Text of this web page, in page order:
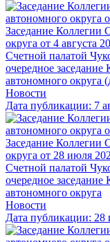
Заседание Коллегии
округа от 4 августа
Счетной палатой
очередное
автономного округа
Новости
Дата публикации: 7
Заседание Коллегии
округа от 28 июля
Счетной палатой
очередное
автономного округа
Новости
Дата публикации: 28